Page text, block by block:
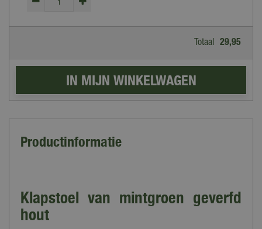
Totaal 29,95
Productinformatie
Klapstoel van mintgroen geverfd
hout